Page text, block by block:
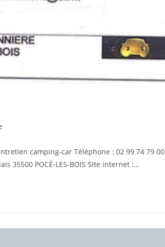
camping-car Téléphone : 02 99 74 79 00
35500 POCÉ-LES-BOIS Site internet :…